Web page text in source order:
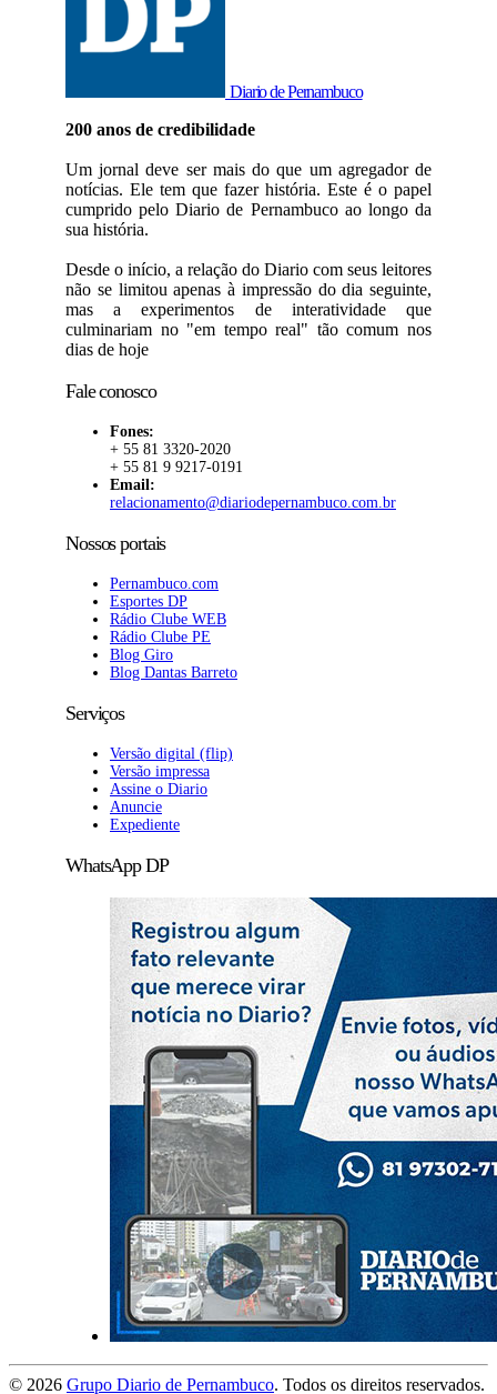
Diario de Pernambuco
200 anos de credibilidade
Um jornal deve ser mais do que um agregador de
notícias. Ele tem que fazer história. Este é o papel
cumprido pelo Diario de Pernambuco ao longo da
sua história.
Desde o início, a relação do Diario com seus leitores
não se limitou apenas à impressão do dia seguinte,
mas a experimentos de interatividade que
culminariam no "em tempo real" tão comum nos
dias de hoje
Fale conosco
Fones:
+ 55 81 3320-2020
+ 55 81 9 9217-0191
Email:
relacionamento@diariodepernambuco.com.br
Nossos portais
Pernambuco.com
Esportes DP
Rádio Clube WEB
Rádio Clube PE
Blog Giro
Blog Dantas Barreto
Serviços
Versão digital (flip)
Versão impressa
Assine o Diario
Anuncie
Expediente
WhatsApp DP
© 2026 Grupo Diario de Pernambuco. Todos os direitos reservados.